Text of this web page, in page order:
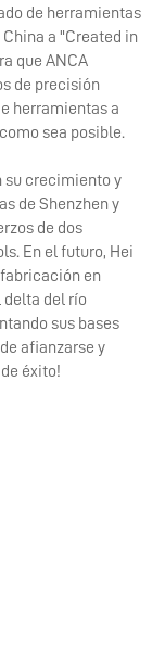
de herramientas
a "Created in
que ANCA
de precisión
herramientas a
sea posible.
su crecimiento y
de Shenzhen y
de dos
En el futuro, Hei
en
delta del río
sus bases
afianzarse y
éxito!